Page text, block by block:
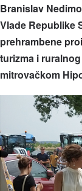
Branislav
Vlade Republike
prehrambene
turizma i
mitrovačkom